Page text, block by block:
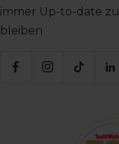
immer Up-to-date zu
bleiben